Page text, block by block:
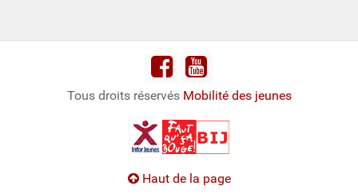
Tous droits réservés Mobilité des jeunes
Haut de la page